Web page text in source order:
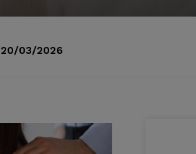
20/03/2026